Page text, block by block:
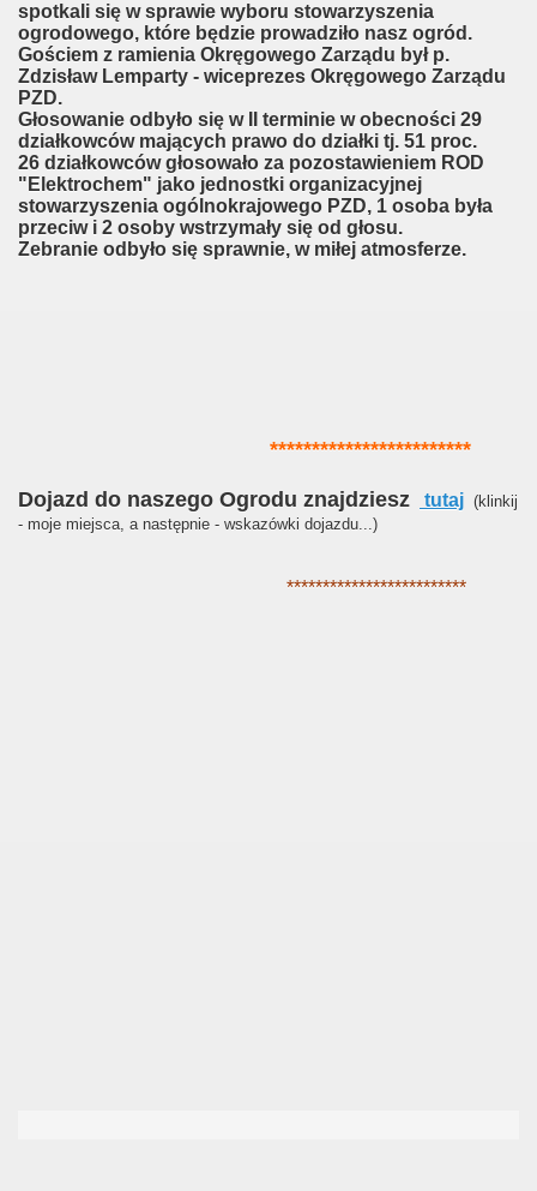
spotkali się w sprawie wyboru stowarzyszenia
ogrodowego, które będzie prowadziło nasz ogród.
Gościem z ramienia Okręgowego Zarządu był p.
Zdzisław Lemparty - wiceprezes Okręgowego Zarządu
PZD.
Głosowanie odbyło się w II terminie w obecności 29
działkowców mających prawo do działki tj. 51 proc.
26 działkowców głosowało za pozostawieniem ROD
"Elektrochem" jako jednostki organizacyjnej
stowarzyszenia ogólnokrajowego PZD, 1 osoba była
przeciw i 2 osoby wstrzymały się od głosu.
Zebranie odbyło się sprawnie, w miłej atmosferze.
************************
Dojazd do naszego Ogrodu znajdziesz tutaj (klinkij
- moje miejsca, a następnie - wskazówki dojazdu...)
*************************